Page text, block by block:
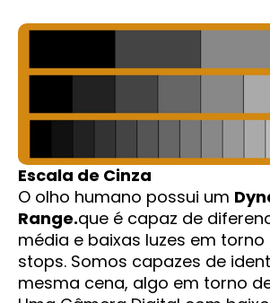
Escala de Cinza
O olho humano possui um
Range.que é capaz de
média e baixas luzes em torno
stops. Somos capazes de
mesma cena, algo em torno de